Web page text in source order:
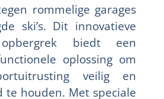
rommelige garages
ski’s. Dit innovatieve
biedt een
oplossing om
veilig en
te houden. Met speciale